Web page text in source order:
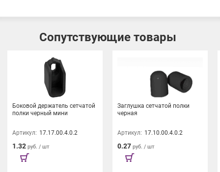
Сопутствующие товары
Боковой держатель сетчатой
полки черный мини
Артикул: 17.17.00.4.0.2
1.32 руб. / шт
Заглушка сетчатой полки
черная
Артикул: 17.10.00.4.0.2
0.27 руб. / шт